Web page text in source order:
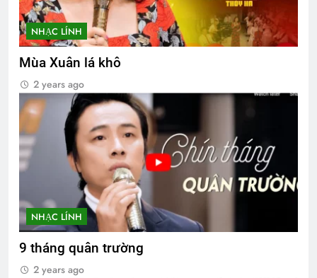
NHẠC LÍNH
Mùa Xuân lá khô
2 years ago
NHẠC LÍNH
9 tháng quân trường
2 years ago